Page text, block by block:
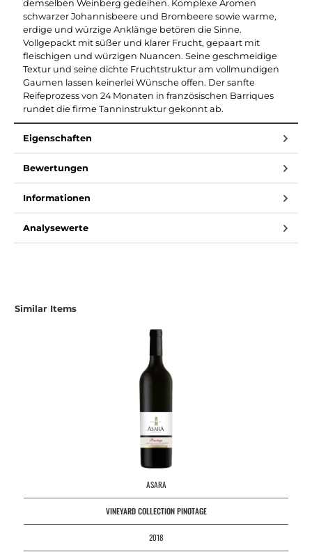
demselben Weinberg gedeihen. Komplexe Aromen
schwarzer Johannisbeere und Brombeere sowie warme,
erdige und würzige Anklänge betören die Sinne.
Vollgepackt mit süßer und klarer Frucht, gepaart mit
fleischigen und würzigen Nuancen. Seine geschmeidige
Textur und seine dichte Fruchtstruktur am vollmundigen
Gaumen lassen keinerlei Wünsche offen. Der sanfte
Reifeprozess von 24 Monaten in französischen Barriques
rundet die firme Tanninstruktur gekonnt ab.
Eigenschaften
Bewertungen
Informationen
Analysewerte
Similar Items
ASARA
VINEYARD COLLECTION PINOTAGE
2018